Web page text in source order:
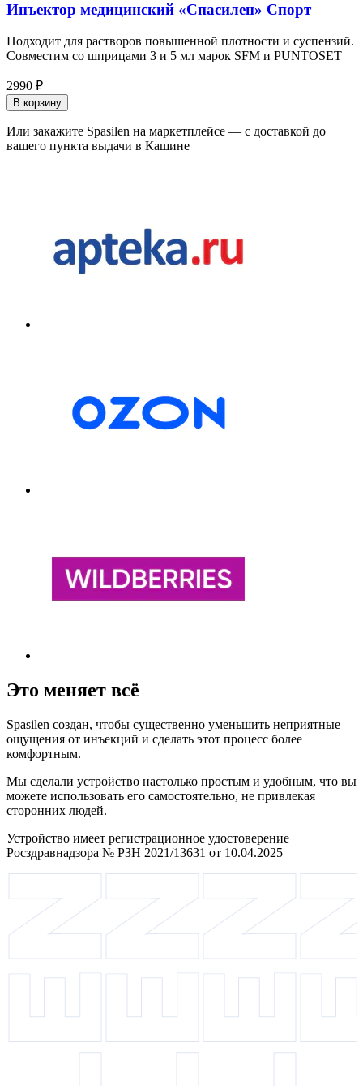
Инъектор медицинский «Спасилен» Спорт
Подходит для растворов повышенной плотности и суспензий.
Совместим со шприцами 3 и 5 мл марок SFM и PUNTOSET
2990 ₽
В корзину
Или закажите Spasilen на маркетплейсе — с доставкой до
вашего пункта выдачи в Кашине
Это меняет всё
Spasilen создан, чтобы существенно уменьшить неприятные
ощущения от инъекций и сделать этот процесс более
комфортным.
Мы сделали устройство настолько простым и удобным, что вы
можете использовать его самостоятельно, не привлекая
сторонних людей.
Устройство имеет регистрационное удостоверение
Росздравнадзора № РЗН 2021/13631 от 10.04.2025